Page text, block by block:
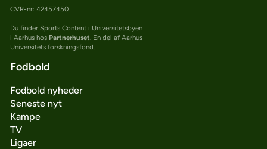
CVR-nr: 42457450
Du finder Sports Content i Universitetsbyen
i Aarhus hos Partnerhuset. En del af Aarhus
Universitets forskningsfond.
Fodbold
Fodbold nyheder
Seneste nyt
Kampe
TV
Ligaer